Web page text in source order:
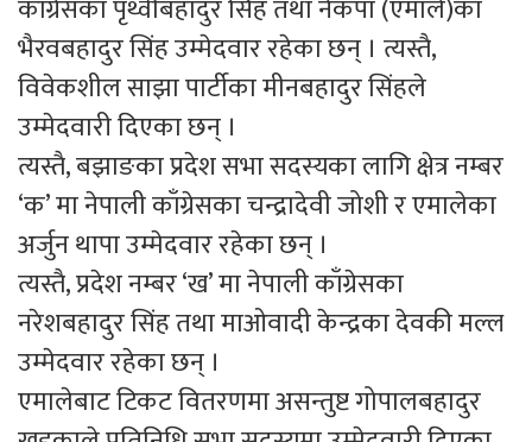
काँग्रेसका पृथ्वीबहादुर सिंह तथा नेकपा (एमाले)का
भैरवबहादुर सिंह उम्मेदवार रहेका छन् । त्यस्तै,
विवेकशील साझा पार्टीका मीनबहादुर सिंहले
उम्मेदवारी दिएका छन् ।
त्यस्तै, बझाङका प्रदेश सभा सदस्यका लागि क्षेत्र नम्बर
‘क’ मा नेपाली काँग्रेसका चन्द्रादेवी जोशी र एमालेका
अर्जुन थापा उम्मेदवार रहेका छन् ।
त्यस्तै, प्रदेश नम्बर ‘ख’ मा नेपाली काँग्रेसका
नरेशबहादुर सिंह तथा माओवादी केन्द्रका देवकी मल्ल
उम्मेदवार रहेका छन् ।
एमालेबाट टिकट वितरणमा असन्तुष्ट गोपालबहादुर